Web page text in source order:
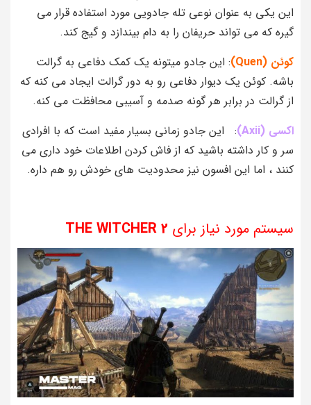
این یکی به عنوان نوعی تله جادویی مورد استفاده قرار می‌
گیره که می‌ تواند حریفان را به دام بیندازد و گیج کند.
کوئن (Quen)
: این جادو میتونه یک کمک دفاعی به گرالت
باشه. کوئن یک دیوار دفاعی رو به دور گرالت ایجاد می کنه که
از گرالت در برابر هر گونه صدمه و آسیبی محافظت می کنه.
اکسی (Axii)
: این جادو زمانی بسیار مفید است که با افرادی
سر و کار داشته باشید که از فاش کردن اطلاعات خود داری می‌
کنند ، اما این افسون نیز محدودیت های خودش رو هم داره.
سیستم مورد نیاز برای THEWITCHER 2